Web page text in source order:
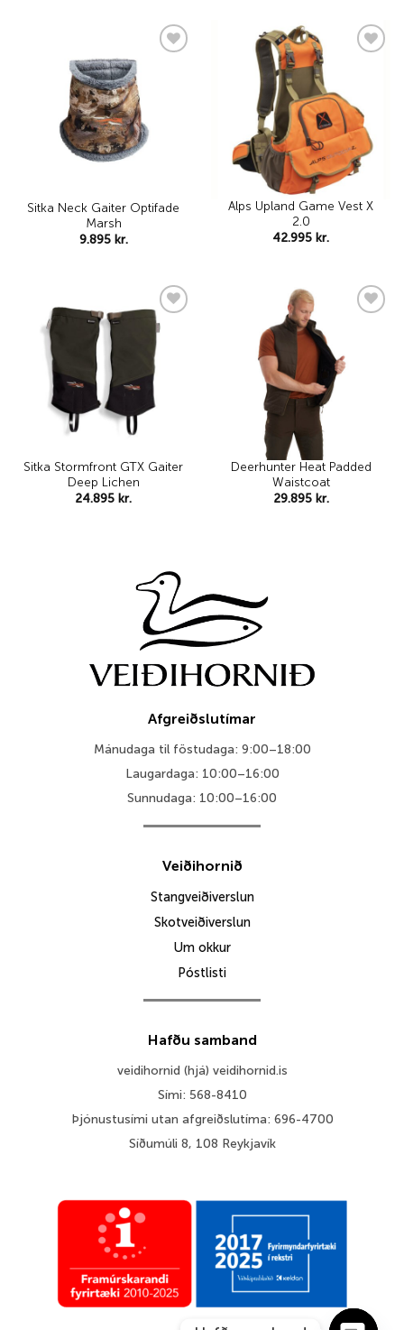
Sitka Neck Gaiter Optifade
Marsh
9.895 kr.
Alps Upland Game Vest X
2.0
42.995 kr.
Add to
Sitka Stormfront GTX Gaiter
Deep Lichen
24.895 kr.
Deerhunter Heat Padded
Waistcoat
29.895 kr.
Afgreiðslutímar
Mánudaga til föstudaga: 9:00–18:00
Laugardaga: 10:00–16:00
Sunnudaga: 10:00–16:00
Veiðihornið
Stangveiðiverslun
Skotveiðiverslun
Um okkur
Póstlisti
Hafðu samband
veidihornid (hjá) veidihornid.is
Sími: 568-8410
Þjónustusími utan afgreiðslutíma: 696-4700
Síðumúli 8, 108 Reykjavík